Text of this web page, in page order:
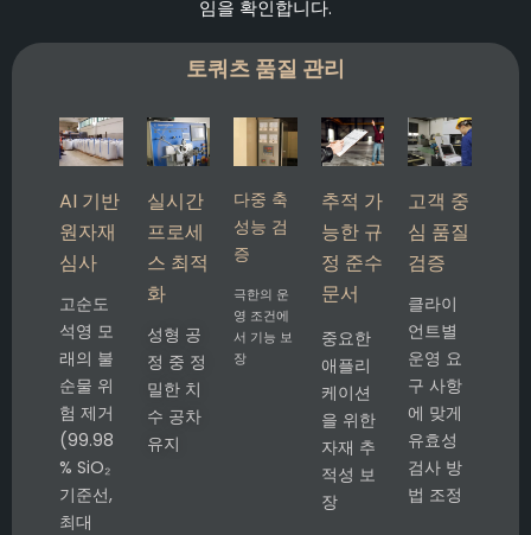
임을 확인합니다.
토쿼츠 품질 관리
AI 기반
원자재
심사
고순도
석영 모
래의 불
순물 위
험 제거
(99.98
% SiO₂
기준선,
최대
실시간
프로세
스 최적
화
성형 공
정 중 정
밀한 치
수 공차
유지
다중 축
성능 검
증
극한의 운
영 조건에
서 기능 보
장
추적 가
능한 규
정 준수
문서
중요한
애플리
케이션
을 위한
자재 추
적성 보
장
고객 중
심 품질
검증
클라이
언트별
운영 요
구 사항
에 맞게
유효성
검사 방
법 조정